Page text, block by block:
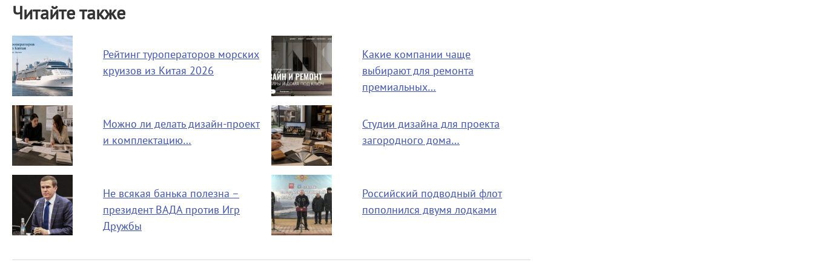
Читайте также
Рейтинг туроператоров морских
круизов из Китая 2026
Какие компании чаще
выбирают для ремонта
премиальных…
Можно ли делать дизайн-проект
и комплектацию…
Студии дизайна для проекта
загородного дома…
Не всякая банька полезна –
президент ВАДА против Игр
Дружбы
Российский подводный флот
пополнился двумя лодками